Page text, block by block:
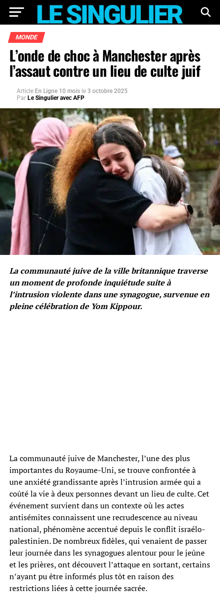
MONDE
L’onde de choc à Manchester après
l’assaut contre un lieu de culte juif
Article En Ligne 10 mois le 3 octobre 2025
Par Le Singulier avec AFP
La communauté juive de la ville britannique traverse
un moment de profonde inquiétude suite à
l’intrusion violente dans une synagogue, survenue en
pleine célébration de Yom Kippour.
La communauté juive de Manchester, l’une des plus
importantes du Royaume-Uni, se trouve confrontée à
une anxiété grandissante après l’intrusion armée qui a
coûté la vie à deux personnes devant un lieu de culte. Cet
événement survient dans un contexte où les actes
antisémites connaissent une recrudescence au niveau
national, phénomène accentué depuis le conflit israélo-
palestinien. De nombreux fidèles, qui venaient de passer
leur journée dans les synagogues alentour pour le jeûne
et les prières, ont découvert l’attaque en sortant, certains
n’ayant pu être informés plus tôt en raison des
restrictions liées à cette journée sacrée.